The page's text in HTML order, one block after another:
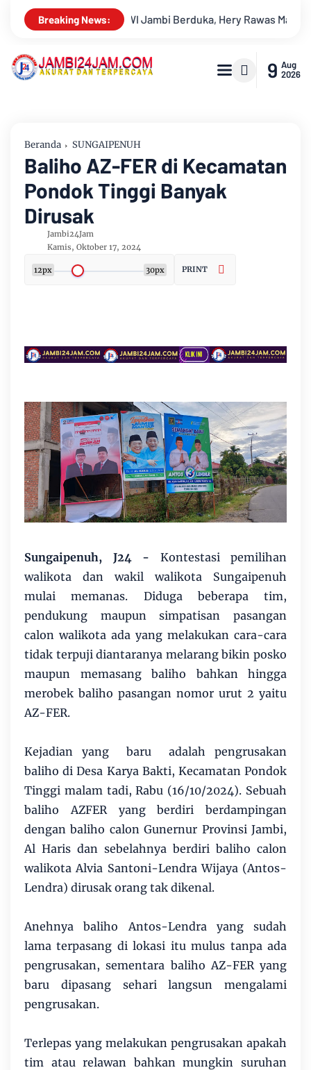
Breaking News:
Rawas Mantan Sekretaris PWI Jambi Tutup Usia
9 Aug
2026
Beranda SUNGAIPENUH
Baliho AZ-FER di Kecamatan
Pondok Tinggi Banyak
Dirusak
Jambi24Jam
Kamis, Oktober 17, 2024
12px 30px PRINT
Sungaipenuh, J24 - Kontestasi pemilihan
walikota dan wakil walikota Sungaipenuh
mulai memanas. Diduga beberapa tim,
pendukung maupun simpatisan pasangan
calon walikota ada yang melakukan cara-cara
tidak terpuji diantaranya melarang bikin posko
maupun memasang baliho bahkan hingga
merobek baliho pasangan nomor urut 2 yaitu
AZ-FER.
Kejadian yang baru adalah pengrusakan
baliho di Desa Karya Bakti, Kecamatan Pondok
Tinggi malam tadi, Rabu (16/10/2024). Sebuah
baliho AZFER yang berdiri berdampingan
dengan baliho calon Gunernur Provinsi Jambi,
Al Haris dan sebelahnya berdiri baliho calon
walikota Alvia Santoni-Lendra Wijaya (Antos-
Lendra) dirusak orang tak dikenal.
Anehnya baliho Antos-Lendra yang sudah
lama terpasang di lokasi itu mulus tanpa ada
pengrusakan, sementara baliho AZ-FER yang
baru dipasang sehari langsun mengalami
pengrusakan.
Terlepas yang melakukan pengrusakan apakah
tim atau relawan bahkan mungkin suruhan